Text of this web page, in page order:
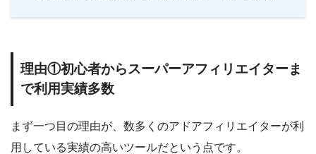
理由①初心者からスーパーアフィリエイターま
で利用実績多数
まず一つ目の理由が、数多くのアドアフィリエイターが利
用している実績の高いツールだという点です。